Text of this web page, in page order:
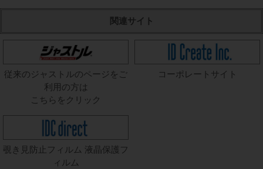
関連サイト
従来のジャストルのページをご
利用の方は
こちらをクリック
コーポレートサイト
覗き見防止フィルム 液晶保護フ
ィルム